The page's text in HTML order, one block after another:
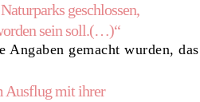
geschlossen,
sein soll.(…)“
gemacht wurden, das
Ausflug mit ihrer